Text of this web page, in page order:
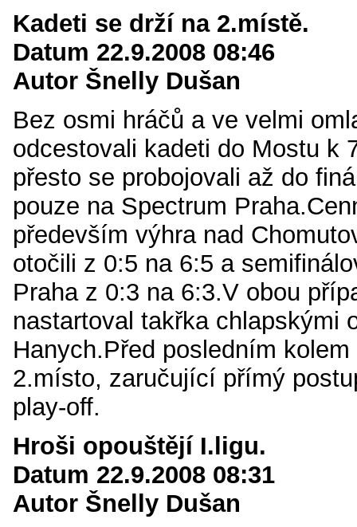
Kadeti se drží na 2.místě.
Datum 22.9.2008 08:46
Autor Šnelly Dušan
Bez osmi hráčů a ve velmi
odcestovali kadeti do Mostu k
přesto se probojovali až do
pouze na Spectrum
především výhra nad
otočili z 0:5 na 6:5 a
Praha z 0:3 na 6:3.V obou
nastartoval takřka chlapskými
Hanych.Před posledním
2.místo, zaručující přímý
play-off.
Hroši opouštějí I.ligu.
Datum 22.9.2008 08:31
Autor Šnelly Dušan